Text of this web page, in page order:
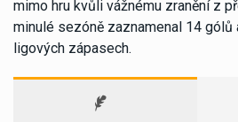
mimo hru kvůli vážnému zranění z
minulé sezóně zaznamenal 14
ligových zápasech.